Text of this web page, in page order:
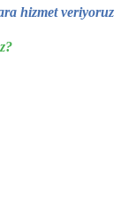
hizmet veriyoruz